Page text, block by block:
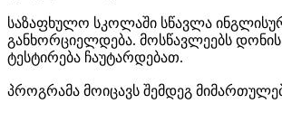
საზაფხულო სკოლაში სწავლა
განხორციელდება. მოსწავლეებს
ტესტირება ჩაუტარდებათ.
პროგრამა მოიცავს შემდეგ